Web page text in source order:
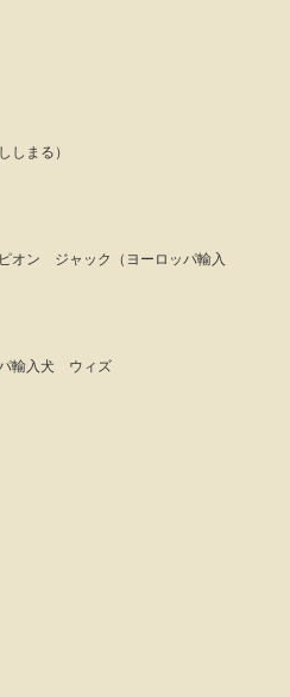
まる）
オン ジャック（ヨーロッパ輸入
輸入犬 ウィズ